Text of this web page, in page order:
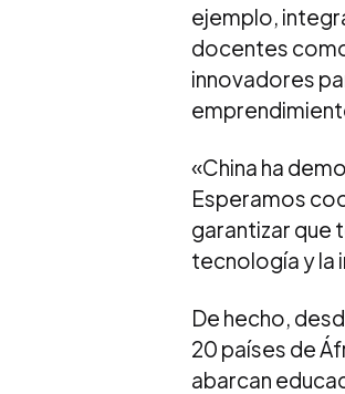
ejemplo,
docentes
innovadores
«China ha
Esperamos
garantizar que
tecnología y la
De hecho,
20 países de
abarcan